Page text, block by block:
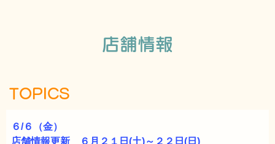
店舗情報
TOPICS
６/６（金）
店舗情報更新 ６月２１日(土)～２２日(日)